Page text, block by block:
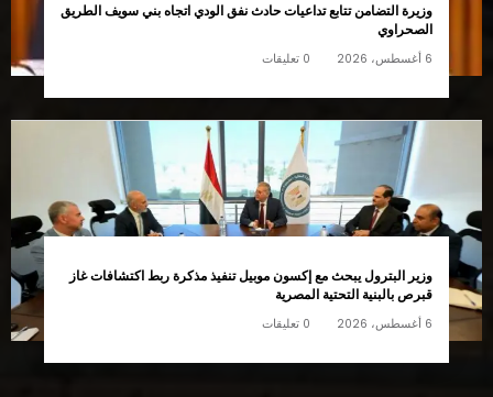
وزيرة التضامن تتابع تداعيات حادث نفق الودي اتجاه بني سويف الطريق
الصحراوي
6 أغسطس، 2026 0 تعليقات
وزير البترول يبحث مع إكسون موبيل تنفيذ مذكرة ربط اكتشافات غاز
قبرص بالبنية التحتية المصرية
6 أغسطس، 2026 0 تعليقات